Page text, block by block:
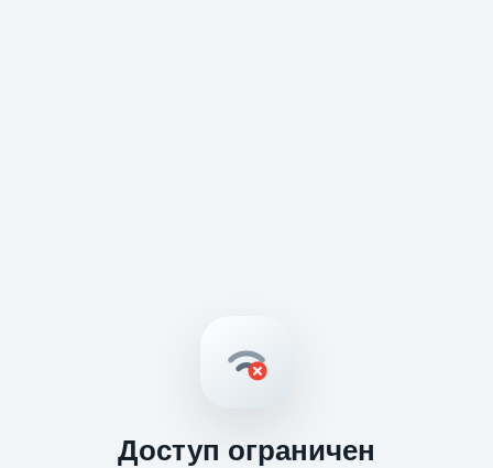
Доступ ограничен